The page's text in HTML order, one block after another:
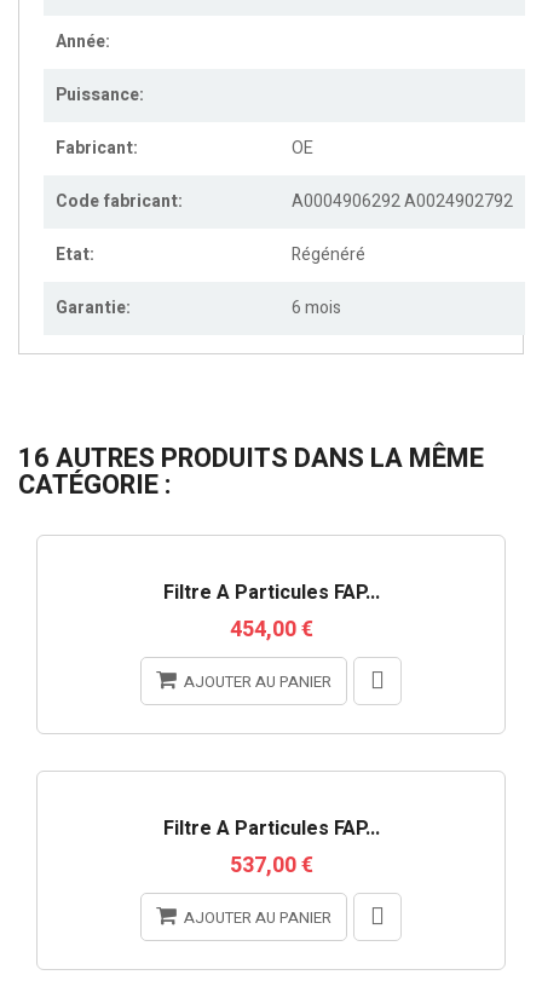
Année:
Puissance:
Fabricant: OE
Code fabricant: A0004906292A0024902792
Etat: Régénéré
Garantie: 6 mois
16 AUTRES PRODUITS DANS LA MÊME
CATÉGORIE :
Filtre À Particules FAP...
454,00 €
AJOUTER AU PANIER
Filtre À Particules FAP...
537,00 €
AJOUTER AU PANIER